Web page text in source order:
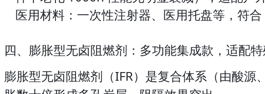
医用材料：一次性注射器、医用托盘等，符
四、膨胀型无卤阻燃剂：多功能集成款，适配
膨胀型无卤阻燃剂（IFR）是复合体系（由酸源